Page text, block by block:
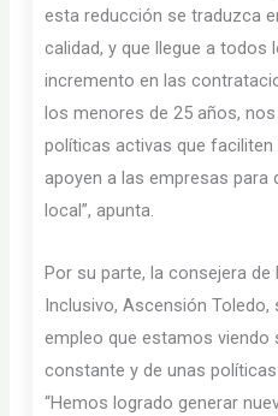
esta reducción se traduzca
calidad, y que llegue a todos
incremento en las
los menores de 25 años,
políticas activas que
apoyen a las empresas para
local”, apunta.
Por su parte, la consejera
Inclusivo, Ascensión
empleo que estamos
constante y de unas
“Hemos logrado generar